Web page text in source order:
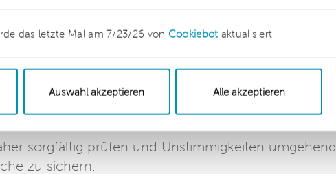
das letzte Mal am 7/23/26 von Cookiebot aktualisiert
Auswahl akzeptieren Alle akzeptieren
den Arbeitgeber auf Abrechnungsfehler zu dessen
im Einzelfall aus dem Grundsatz von Treu und
wenn es sich um offensichtliche Fehler
In diesem Fall kann der Arbeitgeber unter
Ausschlussfristen hinaus Ansprüche
sorgfältig prüfen und Unstimmigkeiten umgehend
zu sichern.